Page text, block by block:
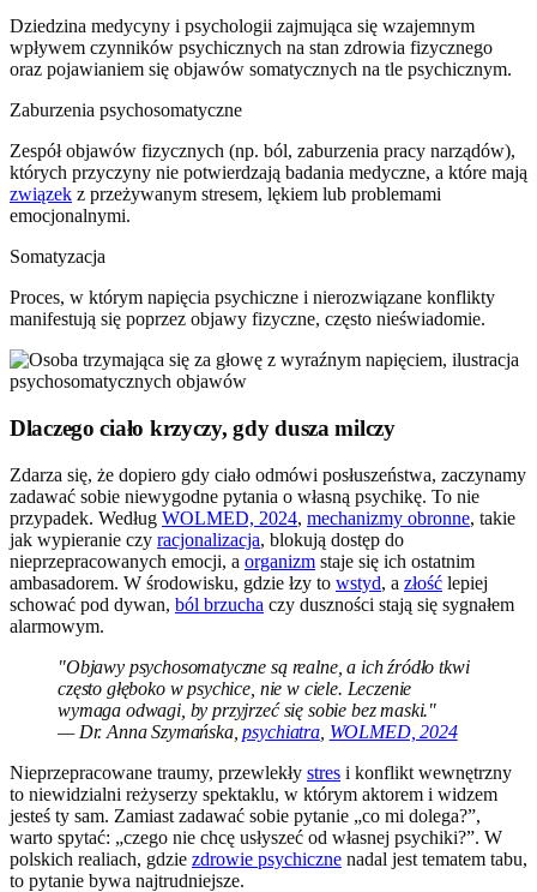
Dziedzina medycyny i psychologii zajmująca się wzajemnym
wpływem czynników psychicznych na stan zdrowia fizycznego
oraz pojawianiem się objawów somatycznych na tle psychicznym.
Zaburzenia psychosomatyczne
Zespół objawów fizycznych (np. ból, zaburzenia pracy narządów),
których przyczyny nie potwierdzają badania medyczne, a które mają
związek z przeżywanym stresem, lękiem lub problemami
emocjonalnymi.
Somatyzacja
Proces, w którym napięcia psychiczne i nierozwiązane konflikty
manifestują się poprzez objawy fizyczne, często nieświadomie.
Dlaczego ciało krzyczy, gdy dusza milczy
Zdarza się, że dopiero gdy ciało odmówi posłuszeństwa, zaczynamy
zadawać sobie niewygodne pytania o własną psychikę. To nie
przypadek. Według WOLMED, 2024, mechanizmy obronne, takie
jak wypieranie czy racjonalizacja, blokują dostęp do
nieprzepracowanych emocji, a organizm staje się ich ostatnim
ambasadorem. W środowisku, gdzie łzy to wstyd, a złość lepiej
schować pod dywan, ból brzucha czy duszności stają się sygnałem
alarmowym.
"Objawy psychosomatyczne są realne, a ich źródło tkwi
często głęboko w psychice, nie w ciele. Leczenie
wymaga odwagi, by przyjrzeć się sobie bez maski."
— Dr. Anna Szymańska,psychiatra, WOLMED, 2024
Nieprzepracowane traumy, przewlekły stres i konflikt wewnętrzny
to niewidzialni reżyserzy spektaklu, w którym aktorem i widzem
jesteś ty sam. Zamiast zadawać sobie pytanie „co mi dolega?”,
warto spytać: „czego nie chcę usłyszeć od własnej psychiki?”. W
polskich realiach, gdzie zdrowie psychiczne nadal jest tematem tabu,
to pytanie bywa najtrudniejsze.